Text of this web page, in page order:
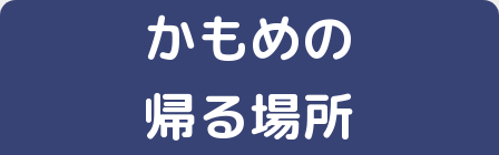
かもめの
帰る場所